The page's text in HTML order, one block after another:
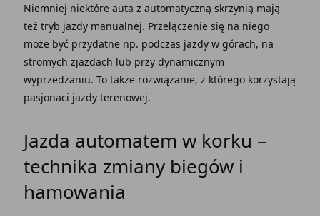
Niemniej niektóre auta z automatyczną skrzynią mają
też tryb jazdy manualnej. Przełączenie się na niego
może być przydatne np. podczas jazdy w górach, na
stromych zjazdach lub przy dynamicznym
wyprzedzaniu. To także rozwiązanie, z którego korzystają
pasjonaci jazdy terenowej.
Jazda automatem w korku –
technika zmiany biegów i
hamowania